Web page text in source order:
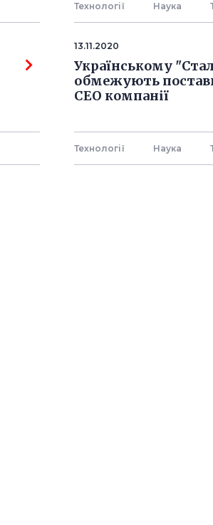
Технології Наука
13.11.2020
Українському
обмежують
СЕО компанії
Технології Наука